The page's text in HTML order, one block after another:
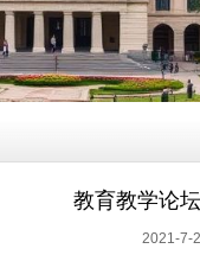
教育教学论
2021-7-